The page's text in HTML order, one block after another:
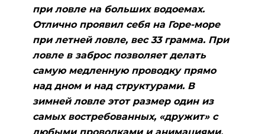
при ловле на больших водоемах.
Отлично проявил себя на Горе-море
при летней ловле, вес 33 грамма. При
ловле в заброс позволяет делать
самую медленную проводку прямо
над дном и над структурами. В
зимней ловле этот размер один из
самых востребованных, «дружит» с
любыми проводками и анимациями.